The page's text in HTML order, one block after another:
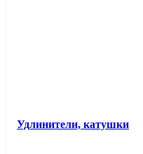
Удлинители, катушки